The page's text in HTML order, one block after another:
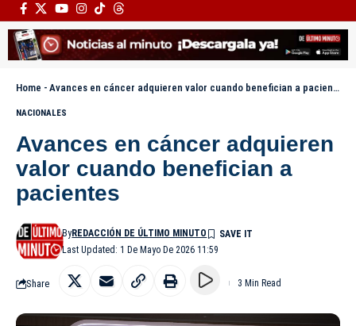
Home - Avances en cáncer adquieren valor cuando benefician a pacientes
NACIONALES
Avances en cáncer adquieren
valor cuando benefician a
pacientes
Last Updated: 1 De Mayo De 2026 11:59
ByREDACCIÓN DE ÚLTIMO MINUTO
Share 3 Min Read